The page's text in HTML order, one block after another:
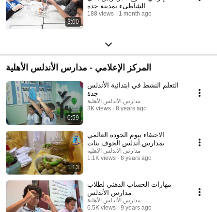
3:00
الشاطىء بمدينة جدة
188 views 1 month ago
المركز الإعلامي - مدارس الأندلس الأهلية
0:59
التعلم النشط في ابتدائية الأندلس
جدة
مدارس الأندلس الأهلية
3K views
8 years ago
1:13
الاحتفاء بيوم الجودة العالمي
بمدارس أندلس الجوف بنات
مدارس الأندلس الأهلية
1.1K views
8 years ago
مهارات الحساب الذهني لطلاب
مدارس الأندلس
مدارس الأندلس الأهلية
6.5K views
9 years ago